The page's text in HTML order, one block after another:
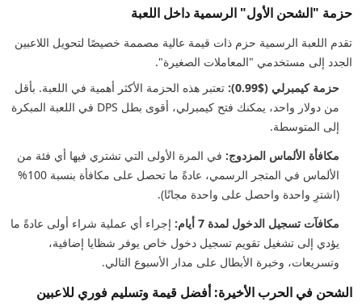
حزمة "الشحن الأول" الرسمية داخل اللعبة
تقدم اللعبة الرسمية حزم ذات قيمة عالية مصممة خصيصًا لتحويل اللاعبين
الجدد إلى مستخدمي "المعاملات الصغيرة".
حزمة كيمبرلي ($0.99):
تعتبر هذه الحزمة الأكثر أهمية في اللعبة. بأقل
من دولار واحد، يمكنك فتح كيمبرلي، أقوى بطل DPS في اللعبة المبكرة
إلى المتوسطة.
مكافأة الألماس المزدوج: في المرة الأولى التي تشتري فيها أي فئة من
الألماس في المتجر الرسمي، عادةً ما تحصل على مكافأة بنسبة 100%
(اشترِ واحدة واحصل على واحدة مجانًا).
مكافآت تسجيل الدخول لمدة 7 أيام:
إجراء أي عملية شراء أولى عادةً ما
يؤدي إلى تشغيل تقويم تسجيل دخول خاص يوفر شظايا إضافية،
وتسريعات، وخبرة الأبطال على مدار الأسبوع التالي.
الشحن في الحرب الأخيرة: أفضل قيمة وتسليم فوري للاعبين